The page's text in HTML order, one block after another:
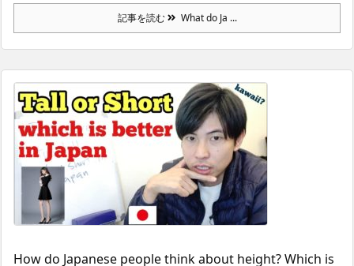
記事を読む What do Ja ...
How do Japanese people think about height? Which is